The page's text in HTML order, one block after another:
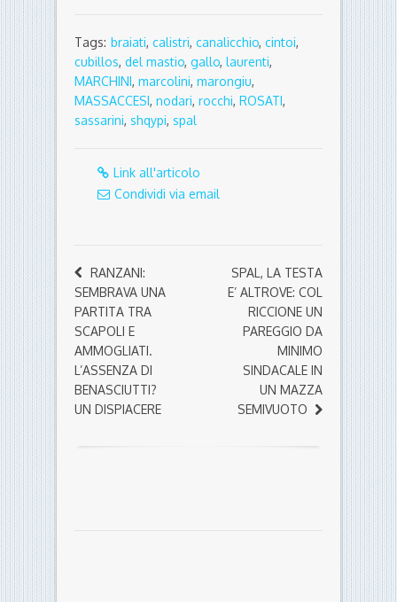
Tags: braiati, calistri, canalicchio, cintoi,
cubillos, del mastio, gallo, laurenti,
MARCHINI, marcolini, marongiu,
MASSACCESI, nodari, rocchi, ROSATI,
sassarini, shqypi, spal
Link all'articolo
Condividi via email
RANZANI:
SEMBRAVA UNA
PARTITA TRA
SCAPOLI E
AMMOGLIATI.
L’ASSENZA DI
BENASCIUTTI?
UN DISPIACERE
SPAL, LA TESTA
E’ ALTROVE: COL
RICCIONE UN
PAREGGIO DA
MINIMO
SINDACALE IN
UN MAZZA
SEMIVUOTO